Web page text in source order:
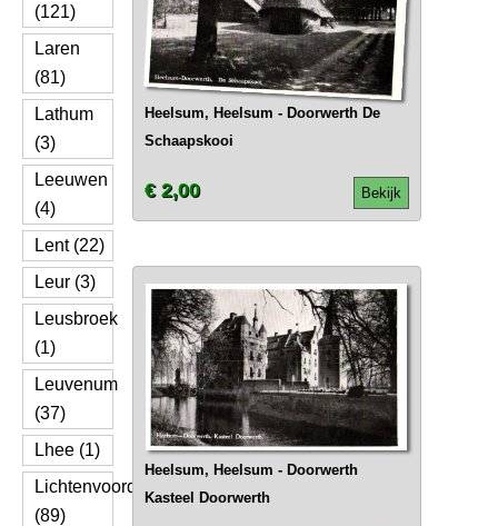
(121)
Laren
(81)
Lathum
(3)
Leeuwen
(4)
Lent (22)
Leur (3)
Leusbroek
(1)
Leuvenum
(37)
Lhee (1)
Lichtenvoorde
(89)
Heelsum, Heelsum - Doorwerth De
Schaapskooi
Bekijk
€ 2,00
Heelsum, Heelsum - Doorwerth
Kasteel Doorwerth